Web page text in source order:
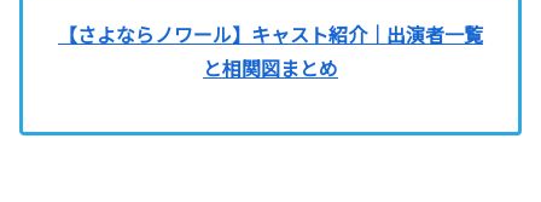
【さよならノワール】キャスト紹介｜出演者一覧
と相関図まとめ